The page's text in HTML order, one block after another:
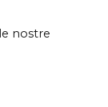
nostre